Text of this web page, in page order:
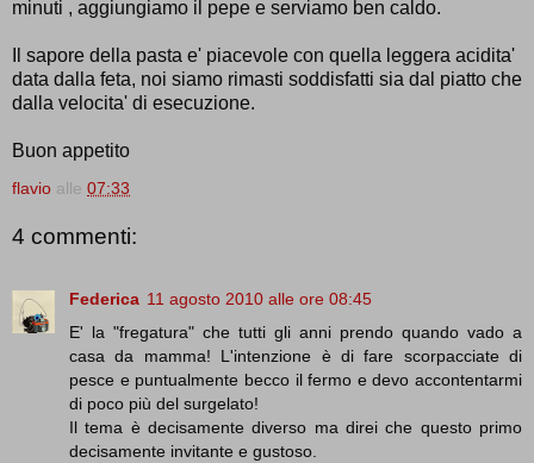
minuti , aggiungiamo il pepe e serviamo ben caldo.
Il sapore della pasta e' piacevole con quella leggera acidita'
data dalla feta, noi siamo rimasti soddisfatti sia dal piatto che
dalla velocita' di esecuzione.
Buon appetito
flavio alle 07:33
4 commenti:
Federica 11 agosto 2010 alle ore 08:45
E' la "fregatura" che tutti gli anni prendo quando vado a
casa da mamma! L'intenzione è di fare scorpacciate di
pesce e puntualmente becco il fermo e devo accontentarmi
di poco più del surgelato!
Il tema è decisamente diverso ma direi che questo primo
decisamente invitante e gustoso.